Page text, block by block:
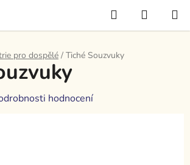
Hledat
KOŠÍK
pro dospělé / Tiché Souzvuky
hodnocení